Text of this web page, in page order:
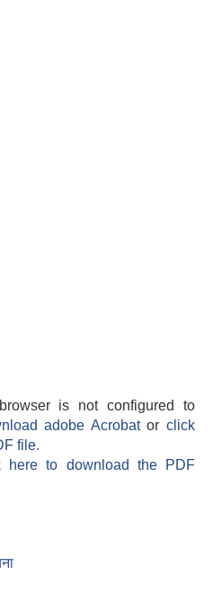
is not configured to
adobe Acrobatorclick
file.
here to download the PDF